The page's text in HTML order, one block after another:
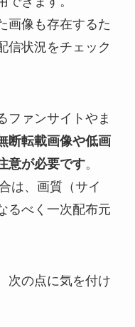
画像も存在するた
信状況をチェック
ファンサイトやま
断転載画像や低画
意が必要です。
は、画質（サイ
るべく一次配布元
次の点に気を付け